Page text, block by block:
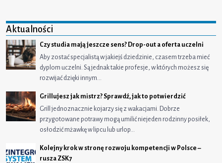
Aktualności
Czy studia mają jeszcze sens? Drop-out a oferta uczelni
Aby zostać specjalistą w jakiejś dziedzinie, czasem trzeba mieć
dyplom uczelni. Są jednak takie profesje, w których możesz się
rozwijać dzięki innym…
Grillujesz jak mistrz? Sprawdź, jak to potwierdzić
Grill jednoznacznie kojarzy się z wakacjami. Dobrze
przygotowane potrawy mogą umilić niejeden rodzinny posiłek,
osłodzić mżawkę w lipcu lub urlop…
Kolejny krok w stronę rozwoju kompetencji w Polsce –
rusza ZSK7